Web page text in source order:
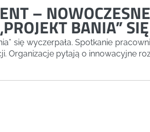
–
BANIA”
się wyczerpała. Spotkanie
Organizacje pytają o innowacyjne